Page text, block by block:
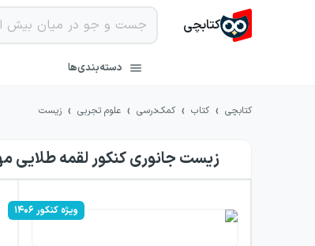
کتابچی
دسته‌بندی‌ها
کتابچی › کتاب › کمک‌درسی › علوم تجربی › زیست
زیست جانوری کنکور لقمه طلایی
ویژه کنکور ۱۴۰۶